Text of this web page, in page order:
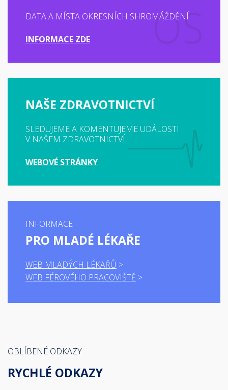
DATA A MÍSTA OKRESNÍCH SHROMÁŽDĚNÍ
INFORMACE ZDE
NAŠE ZDRAVOTNICTVÍ
SLEDUJEME A KOMENTUJEME UDÁLOSTI
V NAŠEM ZDRAVOTNICTVÍ
WEBOVÉ STRÁNKY
INFORMACE
PRO MLADÉ LÉKAŘE
WEB MLADÝCH LÉKAŘŮ
WEB FÉROVÉHO PRACOVIŠTĚ
OBLÍBENÉ ODKAZY
RYCHLÉ ODKAZY